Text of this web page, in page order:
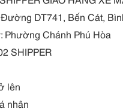
DT741, Bến Cát,
Phường Chánh Phú Hòa
SHIPPER
lên
nhân